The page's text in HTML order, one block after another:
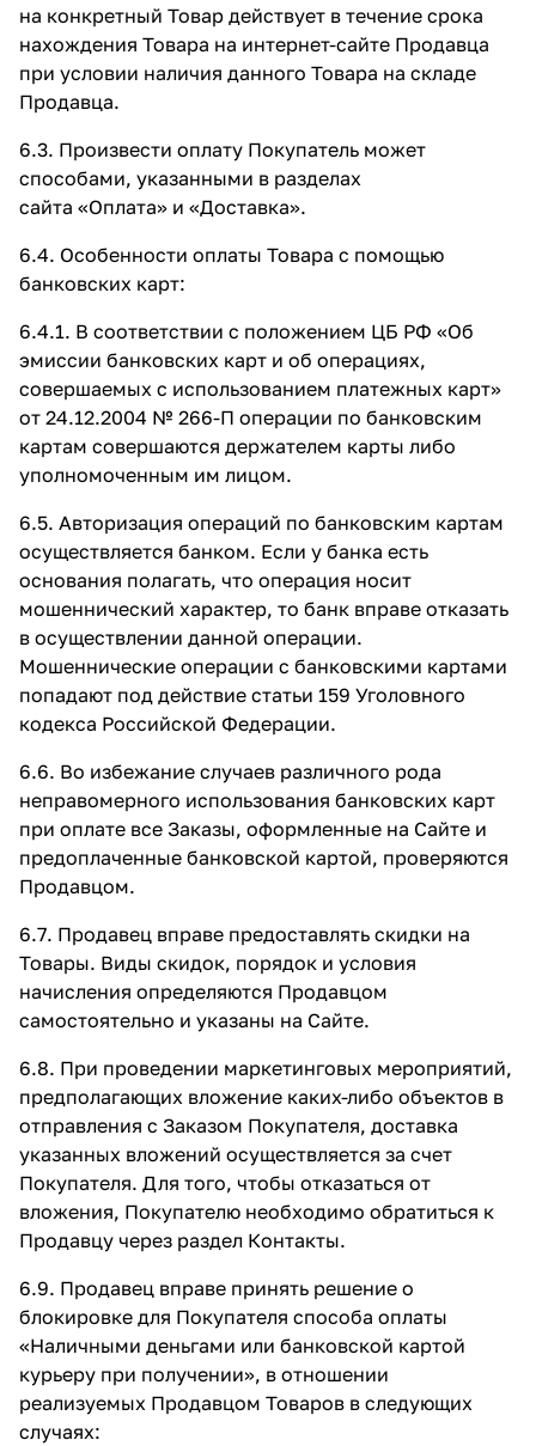
на конкретный Товар действует в течение срока
нахождения Товара на интернет-сайте Продавца
при условии наличия данного Товара на складе
Продавца.
6.3. Произвести оплату Покупатель может
способами, указанными в разделах
сайта «Оплата» и «Доставка».
6.4. Особенности оплаты Товара с помощью
банковских карт:
6.4.1. В соответствии с положением ЦБ РФ «Об
эмиссии банковских карт и об операциях,
совершаемых с использованием платежных карт»
от 24.12.2004 № 266-П операции по банковским
картам совершаются держателем карты либо
уполномоченным им лицом.
6.5. Авторизация операций по банковским картам
осуществляется банком. Если у банка есть
основания полагать, что операция носит
мошеннический характер, то банк вправе отказать
в осуществлении данной операции.
Мошеннические операции с банковскими картами
попадают под действие статьи 159 Уголовного
кодекса Российской Федерации.
6.6. Во избежание случаев различного рода
неправомерного использования банковских карт
при оплате все Заказы, оформленные на Сайте и
предоплаченные банковской картой, проверяются
Продавцом.
6.7. Продавец вправе предоставлять скидки на
Товары. Виды скидок, порядок и условия
начисления определяются Продавцом
самостоятельно и указаны на Сайте.
6.8. При проведении маркетинговых мероприятий,
предполагающих вложение каких-либо объектов в
отправления с Заказом Покупателя, доставка
указанных вложений осуществляется за счет
Покупателя. Для того, чтобы отказаться от
вложения, Покупателю необходимо обратиться к
Продавцу через раздел Контакты.
6.9. Продавец вправе принять решение о
блокировке для Покупателя способа оплаты
«Наличными деньгами или банковской картой
курьеру при получении», в отношении
реализуемых Продавцом Товаров в следующих
случаях: